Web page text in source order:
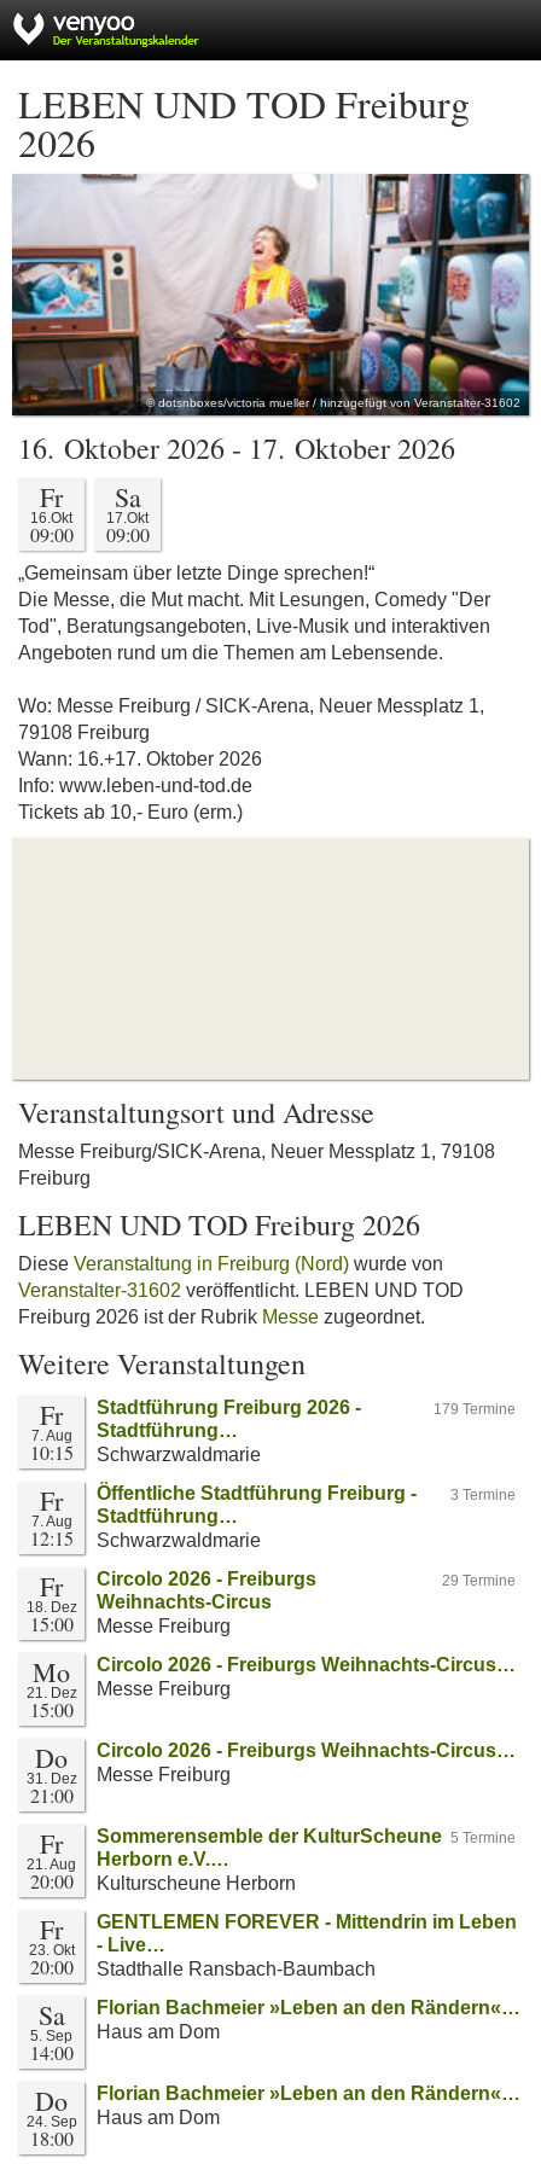
LEBEN UND TOD Freiburg
2026
© dotsnboxes/victoria mueller / hinzugefügt von Veranstalter-31602
16. Oktober 2026 - 17. Oktober 2026
Fr
16.Okt
09:00
Sa
17.Okt
09:00
„Gemeinsam über letzte Dinge sprechen!“
Die Messe, die Mut macht. Mit Lesungen, Comedy "Der
Tod", Beratungsangeboten, Live-Musik und interaktiven
Angeboten rund um die Themen am Lebensende.
Wo: Messe Freiburg / SICK-Arena, Neuer Messplatz 1,
79108 Freiburg
Wann: 16.+17. Oktober 2026
Info: www.leben-und-tod.de
Tickets ab 10,- Euro (erm.)
Veranstaltungsort und Adresse
Messe Freiburg/SICK-Arena, Neuer Messplatz 1, 79108
Freiburg
LEBEN UND TOD Freiburg 2026
Diese Veranstaltung in Freiburg (Nord) wurde von
Veranstalter-31602 veröffentlicht. LEBEN UND TOD
Freiburg 2026 ist der Rubrik Messe zugeordnet.
Weitere Veranstaltungen
Fr
7. Aug
10:15
179 Termine
Stadtführung Freiburg 2026 -
Stadtführung…
Schwarzwaldmarie
Fr
7. Aug
12:15
3 Termine
Öffentliche Stadtführung Freiburg -
Stadtführung…
Schwarzwaldmarie
Fr
18. Dez
15:00
29 Termine
Circolo 2026 - Freiburgs
Weihnachts-Circus
Messe Freiburg
Mo
21. Dez
15:00
Circolo 2026 - Freiburgs Weihnachts-Circus…
Messe Freiburg
Do
31. Dez
21:00
Circolo 2026 - Freiburgs Weihnachts-Circus…
Messe Freiburg
Fr
21. Aug
20:00
5 Termine
Sommerensemble der KulturScheune
Herborn e.V.…
Kulturscheune Herborn
Fr
23. Okt
20:00
GENTLEMEN FOREVER - Mittendrin im Leben
- Live…
Stadthalle Ransbach-Baumbach
Sa
5. Sep
14:00
Florian Bachmeier »Leben an den Rändern«…
Haus am Dom
Do
24. Sep
18:00
Florian Bachmeier »Leben an den Rändern«…
Haus am Dom